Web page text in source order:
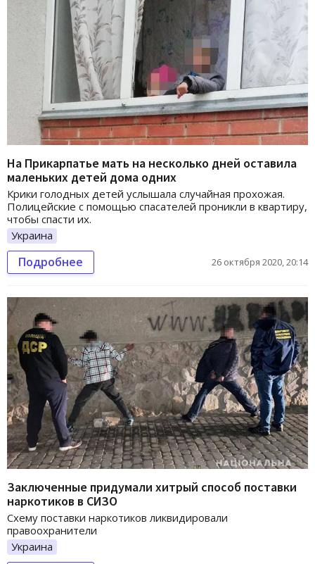
На Прикарпатье мать на несколько дней оставила
маленьких детей дома одних
Крики голодных детей услышала случайная прохожая.
Полицейские с помощью спасателей проникли в квартиру,
чтобы спасти их.
Украина
Подробнее 26 октября 2020, 20:14
Заключенные придумали хитрый способ поставки
наркотиков в СИЗО
Схему поставки наркотиков ликвидировали
правоохранители
Украина